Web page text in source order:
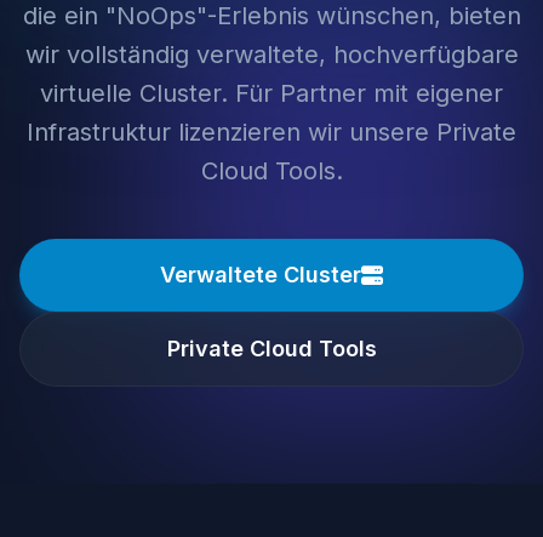
die ein "NoOps"-Erlebnis wünschen, bieten
wir vollständig verwaltete, hochverfügbare
virtuelle Cluster. Für Partner mit eigener
Infrastruktur lizenzieren wir unsere Private
Cloud Tools.
Verwaltete Cluster
Private Cloud Tools